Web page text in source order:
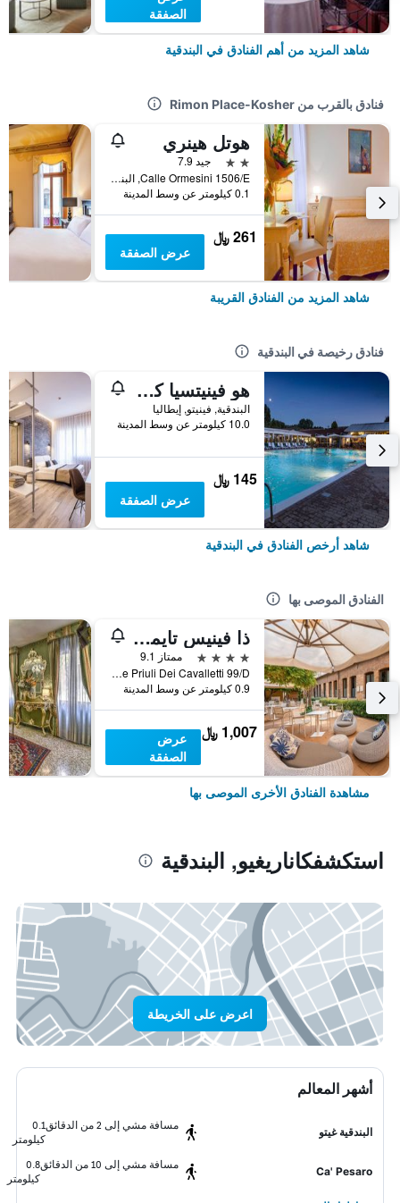
الصفقة
شاهد المزيد من أهم الفنادق في البندقية
فنادق بالقرب من Rimon Place-Kosher
هوتل هينري
2 نجمتين
جيد 7.9
Calle Ormesini 1506/E, البندقية, فينيتو, إيطاليا
0.1 كيلومتر عن وسط المدينة
261 ﷼
عرض الصفقة
شاهد المزيد من الفنادق القريبة
فنادق رخيصة في البندقية
هو فينيتسيا كامبنج إن تاون
البندقية, فينيتو, إيطاليا
10.0 كيلومتر عن وسط المدينة
145 ﷼
عرض الصفقة
شاهد أرخص الفنادق في البندقية
الفنادق الموصى بها
ذا فينيس تايمز هوتل، فينيت كوليكش باي آيتش جي
4 نجوم
ممتاز 9.1
Calle Priuli Dei Cavalletti 99/D, البندقية, فينيتو, إيطاليا
0.9 كيلومتر عن وسط المدينة
1,007 ﷼
عرض
الصفقة
مشاهدة الفنادق الأخرى الموصى بها
استكشفكاناريغيو, البندقية
اعرض على الخريطة
أشهر المعالم
البندقية غيتو
مسافة مشي إلى 2 من الدقائق
0.1
كيلومتر
Ca' Pesaro
مسافة مشي إلى 10 من الدقائق
0.8
كيلومتر